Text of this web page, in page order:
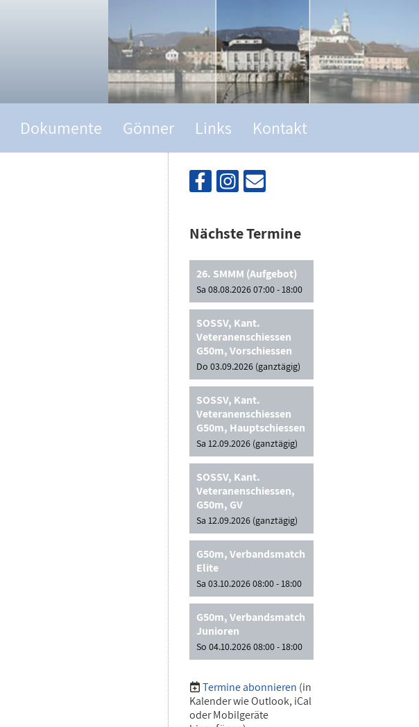
Dokumente Gönner Links Kontakt
Nächste Termine
26. SMMM (Aufgebot)
Sa 08.08.2026 07:00 - 18:00
SOSSV, Kant.
Veteranenschiessen
G50m, Vorschiessen
Do 03.09.2026 (ganztägig)
SOSSV, Kant.
Veteranenschiessen
G50m, Hauptschiessen
Sa 12.09.2026 (ganztägig)
SOSSV, Kant.
Veteranenschiessen,
G50m, GV
Sa 12.09.2026 (ganztägig)
G50m, Verbandsmatch
Elite
Sa 03.10.2026 08:00 - 18:00
G50m, Verbandsmatch
Junioren
So 04.10.2026 08:00 - 18:00
Termine abonnieren (in
Kalender wie Outlook, iCal
oder Mobilgeräte